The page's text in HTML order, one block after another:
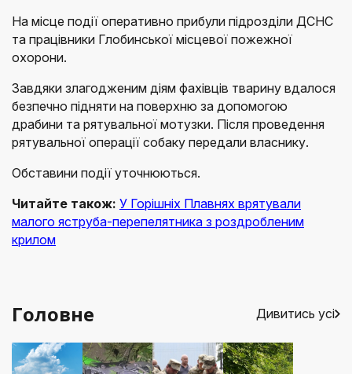
На місце події оперативно прибули підрозділи ДСНС
та працівники Глобинської місцевої пожежної
охорони.
Завдяки злагодженим діям фахівців тварину вдалося
безпечно підняти на поверхню за допомогою
драбини та рятувальної мотузки. Після проведення
рятувальної операції собаку передали власнику.
Обставини події уточнюються.
Читайте також: У Горішніх Плавнях врятували
малого яструба-перепелятника з роздробленим
крилом
Головне Дивитись усі